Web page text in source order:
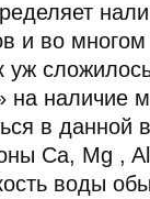
и во многом
на наличие
в данной
Ca, Mg ,
воды